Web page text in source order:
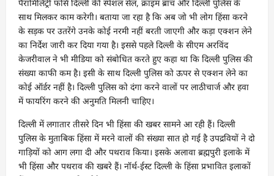
पैरामिलिट्री फोर्स दिल्‍ली की स्‍पेशल सेल, क्राइम ब्रांच और दिल्‍ली पुलिस के
साथ मिलकर काम करेगी। बताया जा रहा है कि अब जो भी लोग हिंसा करने
के सड़क पर उतरेंगे उनके कोई नरमी नहीं बरती जाएगी और कड़ा एक्‍शन लेने
का निर्देश जारी कर दिया गया है। इससे पहले दिल्‍ली के सीएम अरविंद
केजरीवाल ने भी मीडिया को संबोधित करते हुए कहा था कि दिल्‍ली पुलिस की
संख्‍या काफी कम है। इसी के साथ दिल्‍ली पुलिस को ऊपर से एक्‍शन लेने का
कोई ऑर्डर नहीं है। दिल्‍ली पुलिस को दंगा करने वालों पर लाठीचार्ज और हवा
में फायरिंग करने की अनुमति मिलनी चाहिए।
दिल्ली में लगातार तीसरे दिन भी हिंसा की खबर सामने आ रही हैं। दिल्ली
पुलिस के मुताबिक हिंसा में मरने वालों की संख्या सात हो गई है उपद्रवियों ने दो
गाड़ियों को आग लगा दी और पथराव किया। इसके अलावा ब्रह्मपुरी इलाके में
भी हिंसा और पथराव की खबरे हैं। नॉर्थ-ईस्ट दिल्ली के हिंसा प्रभावित इलाकों